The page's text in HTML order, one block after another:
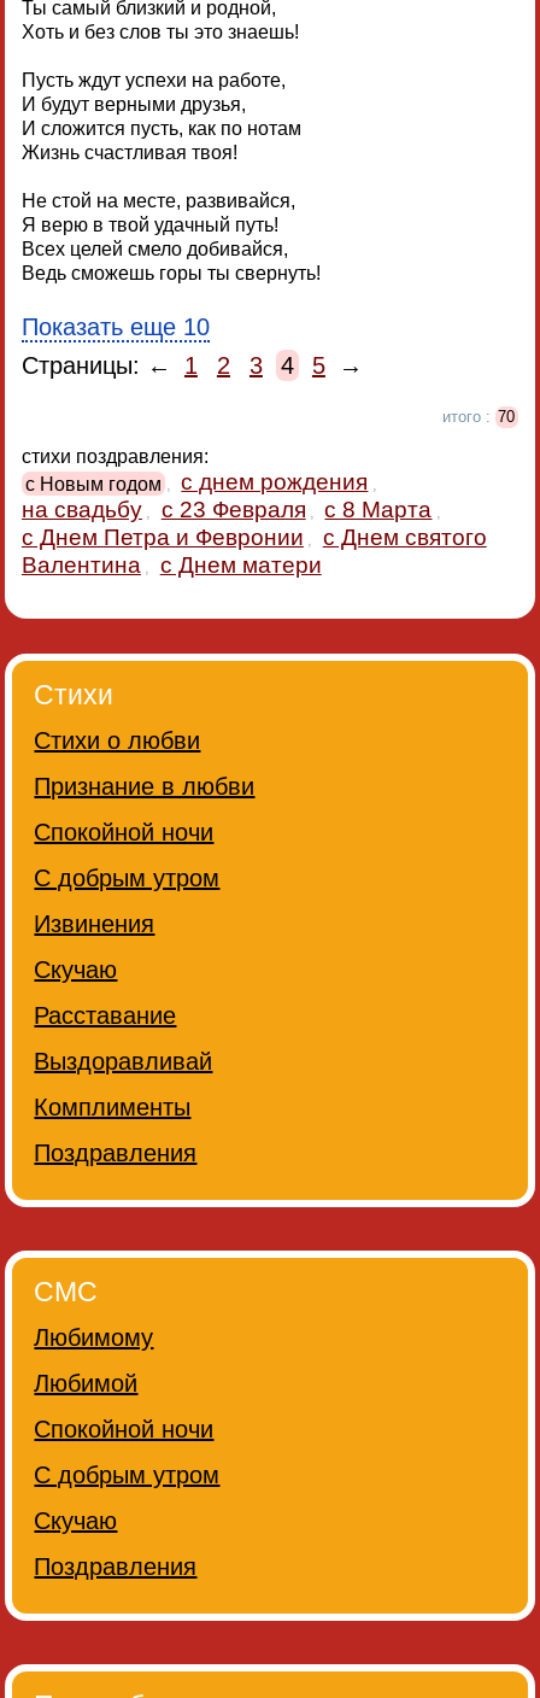
Ты самый близкий и родной,
Хоть и без слов ты это знаешь!
Пусть ждут успехи на работе,
И будут верными друзья,
И сложится пусть, как по нотам
Жизнь счастливая твоя!
Не стой на месте, развивайся,
Я верю в твой удачный путь!
Всех целей смело добивайся,
Ведь сможешь горы ты свернуть!
Показать еще 10
Страницы: ←
1 2 3 4 5 →
итого : 70
стихи поздравления:
с Новым годом , с днем рождения ,
на свадьбу , с 23 Февраля , с 8 Марта ,
с Днем Петра и Февронии ,
с Днем святого
Валентина , с Днем матери
Стихи
Стихи о любви
Признание в любви
Спокойной ночи
С добрым утром
Извинения
Скучаю
Расставание
Выздоравливай
Комплименты
Поздравления
СМС
Любимому
Любимой
Спокойной ночи
С добрым утром
Скучаю
Поздравления